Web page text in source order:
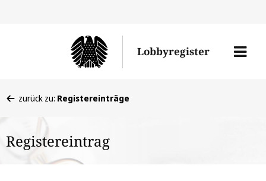
Lobbyregister
Menü
befinden
hier:
zurück zu: Registereinträge
Registereintrag